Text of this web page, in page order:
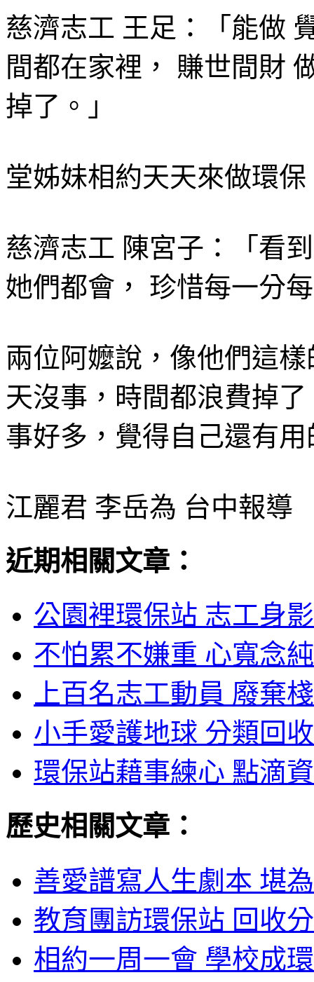
慈濟志工 王足：「能做
間都在家裡， 賺世間財
掉了。」
堂姊妹相約天天來做環
慈濟志工 陳宮子：「看
她們都會， 珍惜每一分
兩位阿嬤說，像他們這
天沒事，時間都浪費掉
事好多，覺得自己還有
江麗君 李岳為 台中報導
近期相關文章：
公園裡環保站 志工身
不怕累不嫌重 心寬念
上百名志工動員 廢棄
小手愛護地球 分類回
環保站藉事練心 點滴
歷史相關文章：
善愛譜寫人生劇本 堪
教育團訪環保站 回收
相約一周一會 學校成